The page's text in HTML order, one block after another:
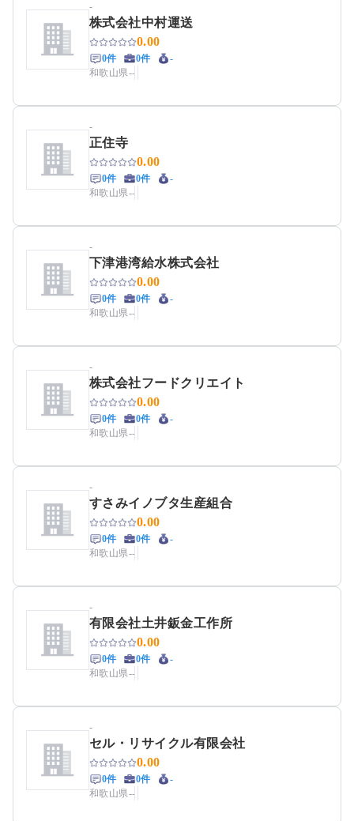
-
株式会社中村運送
0.00
0件 0件
-
和歌山県--
-
正住寺
0.00
0件 0件
-
和歌山県--
-
下津港湾給水株式会社
0.00
0件 0件
-
和歌山県--
-
株式会社フードクリエイト
0.00
0件 0件
-
和歌山県--
-
すさみイノブタ生産組合
0.00
0件 0件
-
和歌山県--
-
有限会社土井鈑金工作所
0.00
0件 0件
-
和歌山県--
-
セル・リサイクル有限会社
0.00
0件 0件
-
和歌山県--